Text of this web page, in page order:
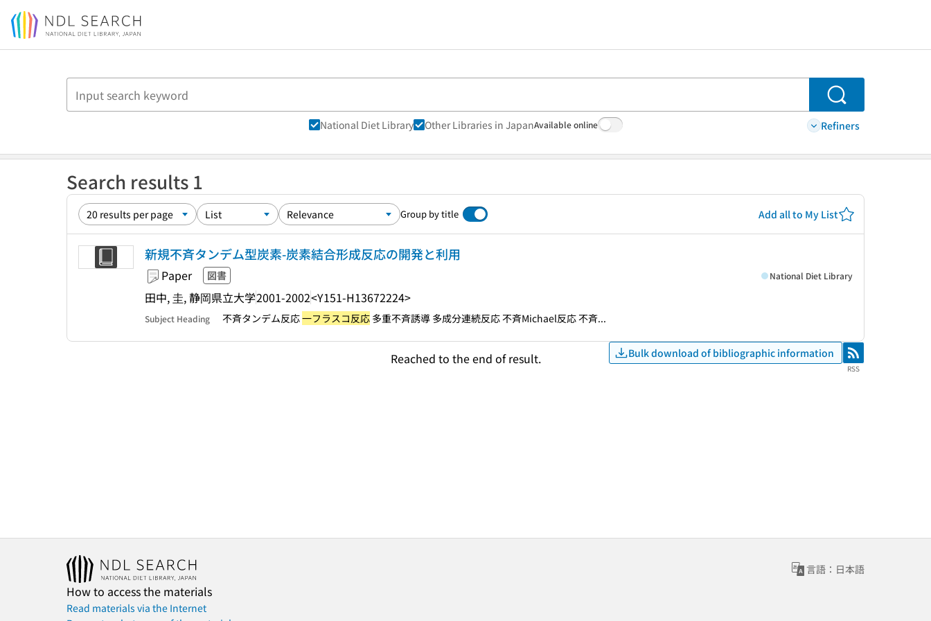
Jump to main content
Search
National Diet Library Other Libraries in JapanAvailable online Refiners
Search results 1
Group by title Add all to My List
新規不斉タンデム型炭素-炭素結合形成反応の開発と利用
Paper 図書
田中, 圭, 静岡県立大学2001-2002<Y151-H13672224>
National Diet Library
Subject Heading 不斉タンデム反応一フラスコ反応 多重不斉誘導 多成分連続反応 不斉Michael反応 不斉...
Reached to the end of result. Bulk download of bibliographic information RSS
RSS
言語：日本語
How to access the materials
Read materials via the Internet